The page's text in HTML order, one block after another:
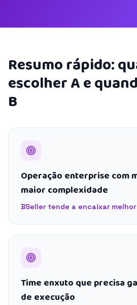
Resumo rápido:
escolher A e
B
Operação enterprise com
maior complexidade
BSeller tende a encaixar
Time enxuto que precisa
de execução